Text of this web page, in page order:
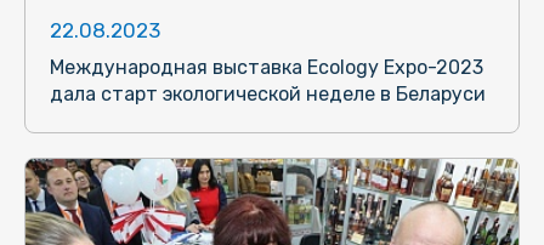
22.08.2023
Международная выставка Ecology Expo-2023
дала старт экологической неделе в Беларуси